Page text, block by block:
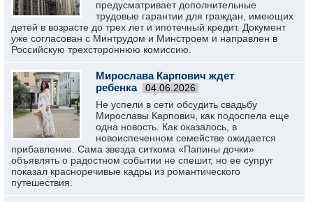
предусматривает дополнительные
трудовые гарантии для граждан, имеющих
детей в возрасте до трех лет и ипотечный кредит. Документ
уже согласован с Минтрудом и Минстроем и направлен в
Российскую трехстороннюю комиссию.
Мирослава Карпович ждет
ребенка
04.06.2026
Не успели в сети обсудить свадьбу
Мирославы Карпович, как подоспела еще
одна новость. Как оказалось, в
новоиспеченном семействе ожидается
прибавление. Сама звезда ситкома «Папины дочки»
объявлять о радостном событии не спешит, но ее супруг
показал красноречивые кадры из романтического
путешествия.